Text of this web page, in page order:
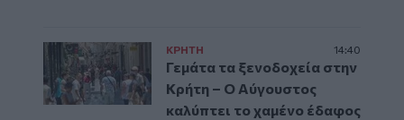
ΚΡΗΤΗ 14:40
Γεμάτα τα ξενοδοχεία στην
Κρήτη – Ο Αύγουστος
καλύπτει το χαμένο έδαφος